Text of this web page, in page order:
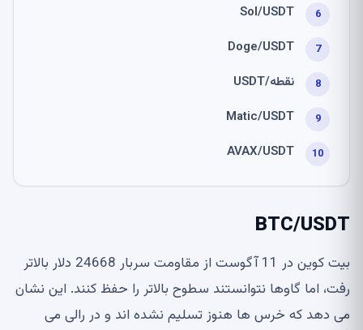
Sol/USDT
Doge/USDT
نقطه/USDT
Matic/USDT
AVAX/USDT
BTC/USDT
بیت کوین در 11 آگوست از مقاومت سربار 24668 دلار بالاتر
رفت، اما گاوها نتوانستند سطوح بالاتر را حفظ کنند. این نشان
می دهد که خرس ها هنوز تسلیم نشده اند و در رالی می